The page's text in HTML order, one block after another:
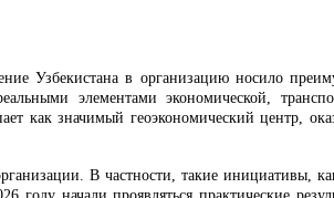
Узбекистана в организацию носило
элементами экономической,
как значимый геоэкономический центр,
В частности, такие инициативы,